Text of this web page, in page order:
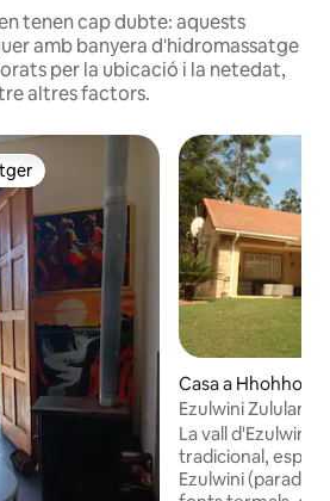
tenen cap dubte: aquests
amb banyera d'hidromassatge
per la ubicació i la netedat,
altres factors.
Casa a Hhohho
Ezulwini Zululami
La vall d'Ezulwini
tradicional,
Ezulwini